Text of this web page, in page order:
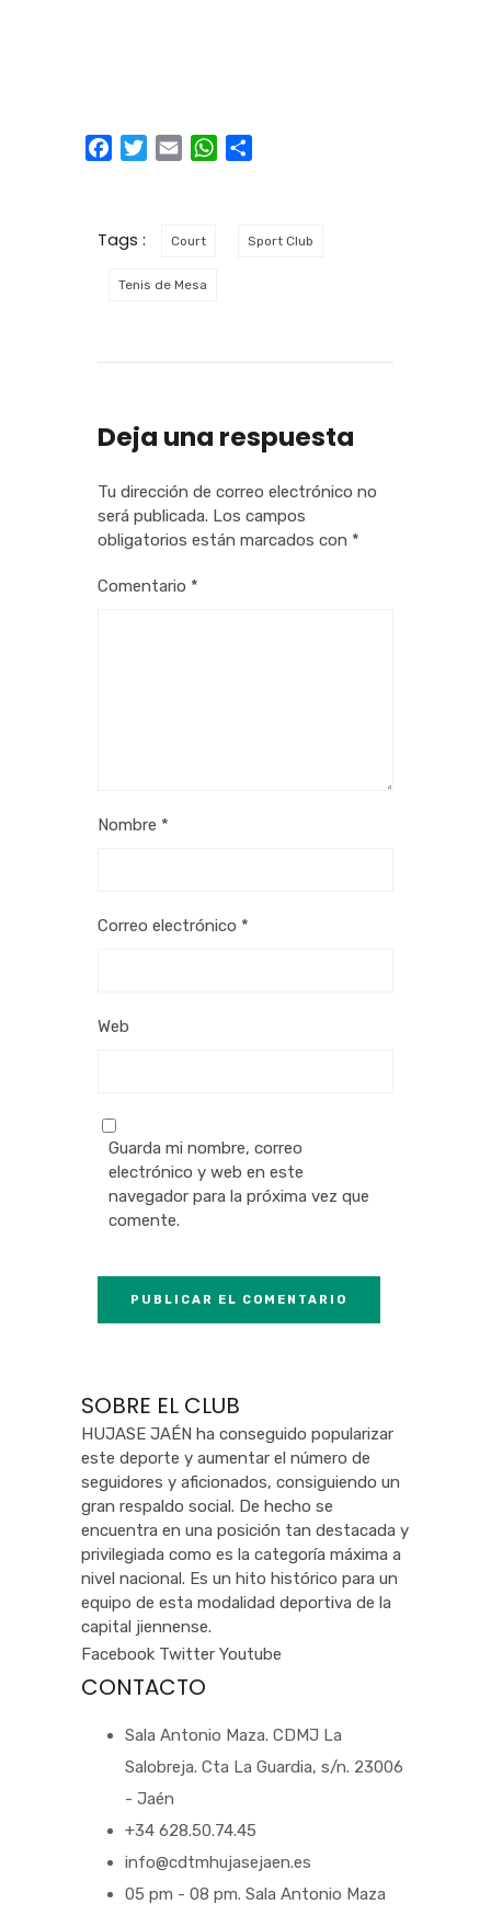
FacebookTwitter
Email WhatsApp
Tags : Court Sport Club
Tenis de Mesa
Deja una respuesta
Tu dirección de correo electrónico no
será publicada. Los campos
obligatorios están marcados con *
Comentario *
Nombre *
Correo electrónico *
Web
Guarda mi nombre, correo
electrónico y web en este
navegador para la próxima vez que
comente.
SOBRE EL CLUB
HUJASE JAÉN ha conseguido popularizar
este deporte y aumentar el número de
seguidores y aficionados, consiguiendo un
gran respaldo social. De hecho se
encuentra en una posición tan destacada y
privilegiada como es la categoría máxima a
nivel nacional. Es un hito histórico para un
equipo de esta modalidad deportiva de la
capital jiennense.
Facebook Twitter Youtube
CONTACTO
Sala Antonio Maza. CDMJ La
Salobreja. Cta La Guardia, s/n. 23006
- Jaén
+34 628.50.74.45
info@cdtmhujasejaen.es
05 pm - 08 pm. Sala Antonio Maza